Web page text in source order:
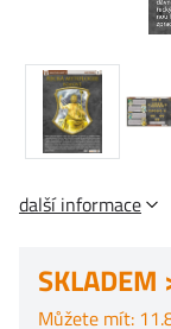
další informace
SKLADEM
Můžete mít: